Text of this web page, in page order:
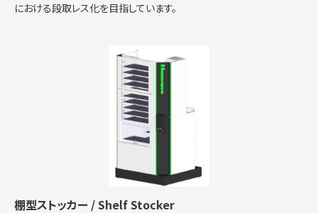
における段取レス化を目指しています。
棚型ストッカー / Shelf Stocker